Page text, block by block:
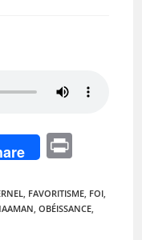
t
FAVORITISME FOI
OBÉISSANCE